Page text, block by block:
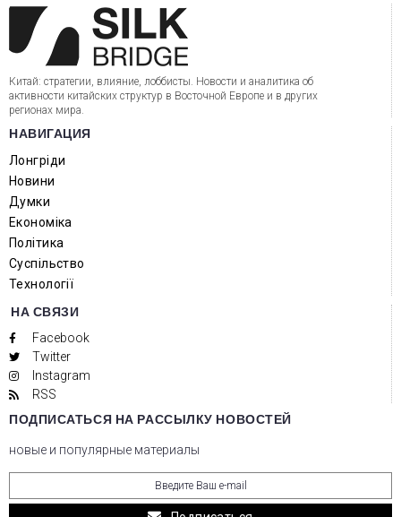
Китай: стратегии, влияние, лоббисты. Новости и аналитика об
активности китайских структур в Восточной Европе и в других
регионах мира.
НАВИГАЦИЯ
Лонгріди
Новини
Думки
Економіка
Політика
Суспільство
Технології
НА СВЯЗИ
Facebook
Twitter
Instagram
RSS
ПОДПИСАТЬСЯ НА РАССЫЛКУ НОВОСТЕЙ
новые и популярные материалы